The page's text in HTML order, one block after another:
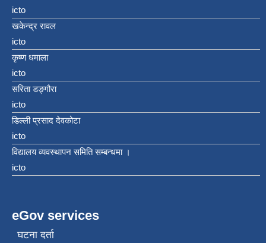
icto
खकेन्द्र रावल
icto
कृष्ण धमाला
icto
सरिता डङ्गौरा
icto
डिल्ली प्रसाद देवकोटा
icto
विद्यालय व्यवस्थापन समिति सम्बन्धमा ।
icto
eGov services
घटना दर्ता